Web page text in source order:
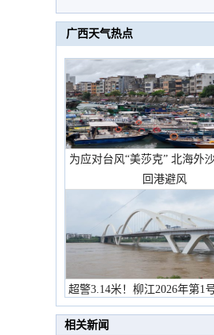
广西天气热点
为应对台风“美莎克” 北海外
回港避风
超警3.14米！柳江2026年第1
市民在堤岸见证汛况
相关新闻